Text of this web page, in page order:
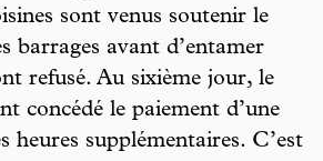
sont venus soutenir le
barrages avant d’entamer
refusé. Au sixième jour, le
concédé le paiement d’une
heures supplémentaires. C’est